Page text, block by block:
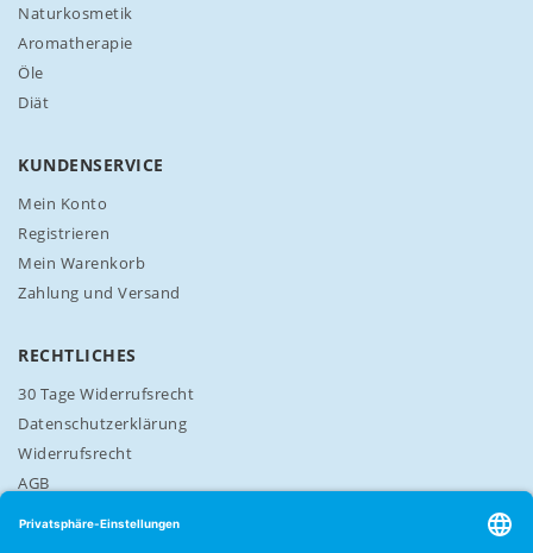
e
t
t
e
n
Naturkosmetik
Aromatherapie
Öle
Diät
KUNDENSERVICE
Mein Konto
Registrieren
Mein Warenkorb
Zahlung und Versand
RECHTLICHES
30 Tage Widerrufsrecht
Datenschutzerklärung
Widerrufsrecht
AGB